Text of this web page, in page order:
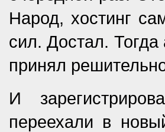
Народ, хостинг
сил. Достал.
принял
И
переехали в